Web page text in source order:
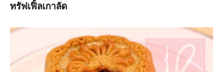
ทรัฟเฟิ้ลเกาลัด